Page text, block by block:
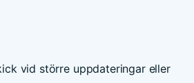
vid större uppdateringar eller